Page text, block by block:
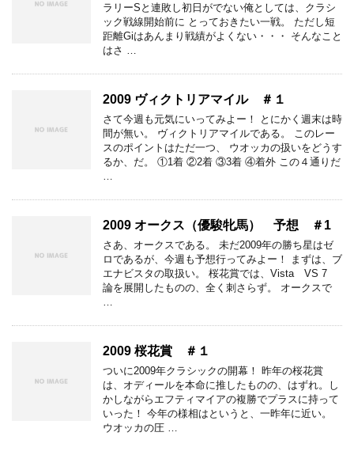
ラリーSと連敗し初日がでない俺としては、クラシ
ック戦線開始前に とっておきたい一戦。 ただし短
距離Giはあんまり戦績がよくない・・・ そんなこと
はさ …
2009 ヴィクトリアマイル ＃１
さて今週も元気にいってみよー！ とにかく週末は時
間が無い。 ヴィクトリアマイルである。 このレー
スのポイントはただ一つ、 ウオッカの扱いをどうす
るか、だ。 ①1着 ②2着 ③3着 ④着外 この４通りだ
2009 オークス（優駿牝馬） 予想 ＃1
さあ、オークスである。 未だ2009年の勝ち星はゼ
ロであるが、今週も予想行ってみよー！ まずは、ブ
エナビスタの取扱い。 桜花賞では、Vista VS 7
論を展開したものの、全く刺さらず。 オークスで
2009 桜花賞 ＃１
ついに2009年クラシックの開幕！ 昨年の桜花賞
は、オディールを本命に推したものの、はずれ。し
かしながらエフティマイアの複勝でプラスに持って
いった！ 今年の様相はというと、一昨年に近い。
ウオッカの圧 …